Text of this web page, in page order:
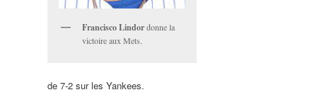
Francisco Lindordonne la
victoire aux Mets.
de 7-2 sur les Yankees.